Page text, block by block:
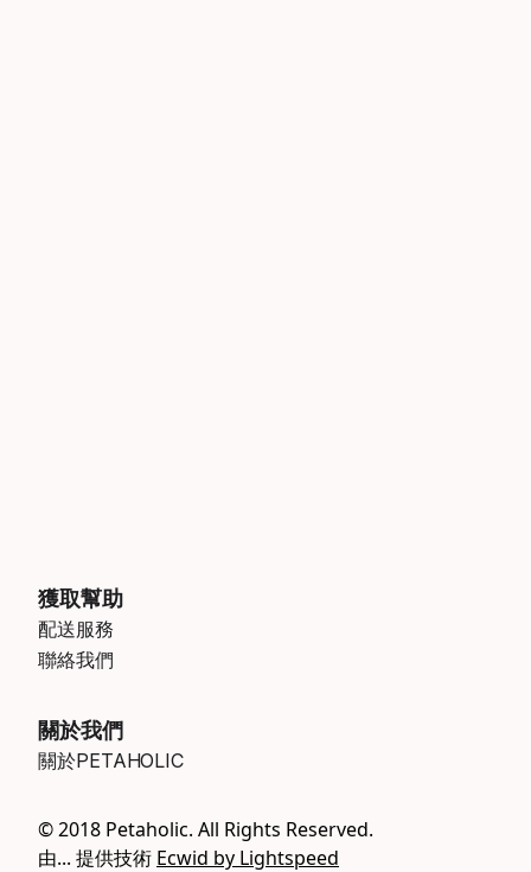
獲取幫助
配送服務
聯絡我們
關於我們
關於PETAHOLIC
© 2018 Petaholic. All Rights Reserved.
由... 提供技術 Ecwid by Lightspeed